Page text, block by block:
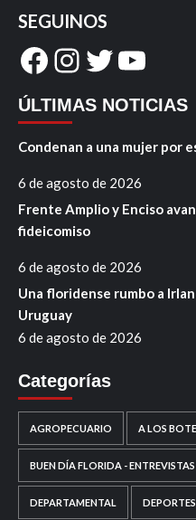
SEGUINOS
Facebook
Instagram
Twitter
ÚLTIMAS NOTICIAS
Condenan a una mujer por
6 de agosto de 2026
Frente Amplio y Enciso
fideicomiso
6 de agosto de 2026
Una floridense rumbo a
Uruguay
6 de agosto de 2026
Categorías
AGROPECUARIO A LOS
BUEN DÍA FLORIDA - ENTREVISTAS
DEPARTAMENTAL DEPORTES